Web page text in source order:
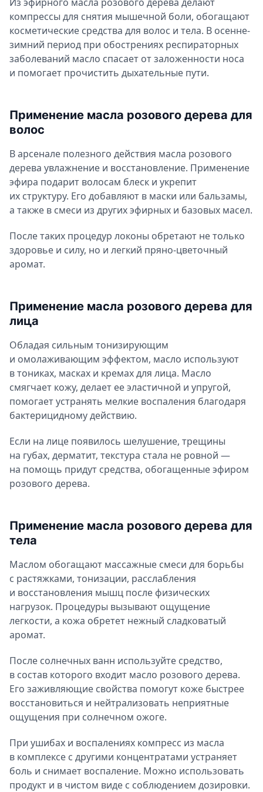
компрессы для снятия мышечной боли, обогащают
косметические средства для волос и тела. В осенне-
зимний период при обострениях респираторных
заболеваний масло спасает от заложенности носа
и помогает прочистить дыхательные пути.
Применение масла розового дерева для
волос
В арсенале полезного действия масла розового
дерева увлажнение и восстановление. Применение
эфира подарит волосам блеск и укрепит
их структуру. Его добавляют в маски или бальзамы,
а также в смеси из других эфирных и базовых масел.
После таких процедур локоны обретают не только
здоровье и силу, но и легкий пряно-цветочный
аромат.
Применение масла розового дерева для
лица
Обладая сильным тонизирующим
и омолаживающим эффектом, масло используют
в тониках, масках и кремах для лица. Масло
смягчает кожу, делает ее эластичной и упругой,
помогает устранять мелкие воспаления благодаря
бактерицидному действию.
Если на лице появилось шелушение, трещины
на губах, дерматит, текстура стала не ровной —
на помощь придут средства, обогащенные эфиром
розового дерева.
Применение масла розового дерева для
тела
Маслом обогащают массажные смеси для борьбы
с растяжками, тонизации, расслабления
и восстановления мышц после физических
нагрузок. Процедуры вызывают ощущение
легкости, а кожа обретет нежный сладковатый
аромат.
После солнечных ванн используйте средство,
в состав которого входит масло розового дерева.
Его заживляющие свойства помогут коже быстрее
восстановиться и нейтрализовать неприятные
ощущения при солнечном ожоге.
При ушибах и воспалениях компресс из масла
в комплексе с другими концентратами устраняет
боль и снимает воспаление. Можно использовать
продукт и в чистом виде с соблюдением дозировки.